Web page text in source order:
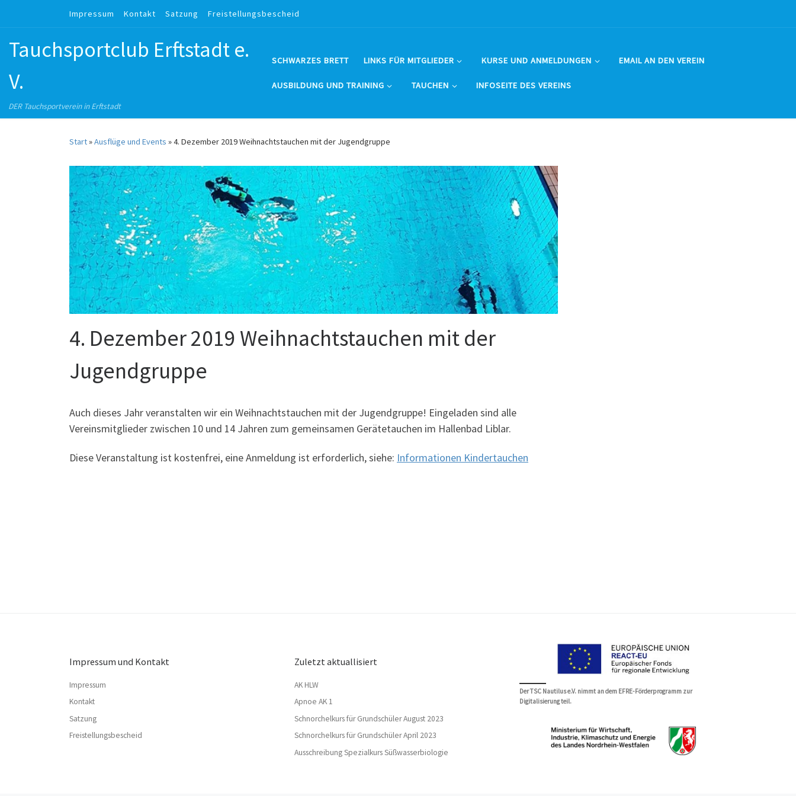
Zum Inhalt springenImpressum Kontakt Satzung Freistellungsbescheid
Tauchsportclub Erftstadt e.
V.
DER Tauchsportverein in Erftstadt
SCHWARZES BRETT LINKS FÜR MITGLIEDER KURSE UND ANMELDUNGEN EMAIL AN DEN VEREIN
AUSBILDUNG UND TRAINING TAUCHEN INFOSEITE DES VEREINS
Start»Ausflüge und Events »4. Dezember 2019 Weihnachtstauchen mit der Jugendgruppe
4. Dezember 2019 Weihnachtstauchen mit der
Jugendgruppe
Auch dieses Jahr veranstalten wir ein Weihnachtstauchen mit der Jugendgruppe! Eingeladen sind alle
Vereinsmitglieder zwischen 10 und 14 Jahren zum gemeinsamen Gerätetauchen im Hallenbad Liblar.
Diese Veranstaltung ist kostenfrei, eine Anmeldung ist erforderlich, siehe: Informationen Kindertauchen
Impressum und Kontakt
Impressum
Kontakt
Satzung
Freistellungsbescheid
Zuletzt aktuallisiert
AK HLW
Apnoe AK 1
Schnorchelkurs für Grundschüler August 2023
Schnorchelkurs für Grundschüler April 2023
Ausschreibung Spezialkurs Süßwasserbiologie
Der TSC Nautilus e.V. nimmt an dem EFRE-Förderprogramm zur
Digitalisierung teil.